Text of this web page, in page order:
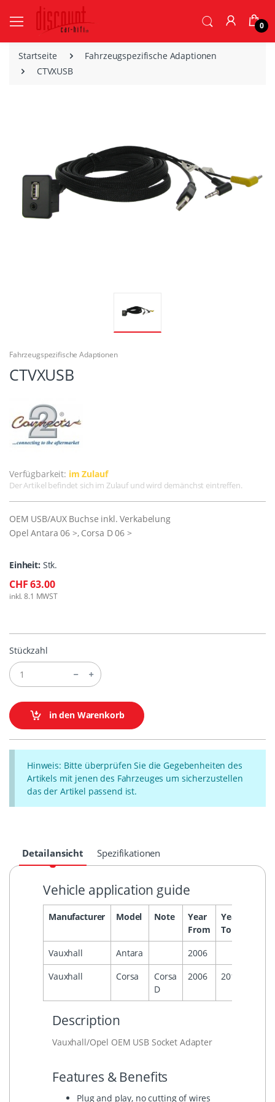
0
Startseite
Fahrzeugspezifische Adaptionen
CTVXUSB
Fahrzeugspezifische Adaptionen
CTVXUSB
Verfügbarkeit: im Zulauf
Der Artikel befindet sich im Zulauf und wird demänchst eintreffen.
OEM USB/AUX Buchse inkl. Verkabelung
Opel Antara 06 >, Corsa D 06 >
Einheit: Stk.
CHF 63.00
inkl. 8.1 MWST
Stückzahl
in den Warenkorb
Hinweis: Bitte überprüfen Sie die Gegebenheiten des
Artikels mit jenen des Fahrzeuges um sicherzustellen
das der Artikel passend ist.
Detailansicht Spezifikationen
Vehicle application guide
Manufacturer Model Note
Year
From
Year
To
Vauxhall Antara
2006
Vauxhall
Corsa
Corsa
D
2006 2014
Description
Vauxhall/Opel OEM USB Socket Adapter
Features & Benefits
Plug and play, no cutting of wires